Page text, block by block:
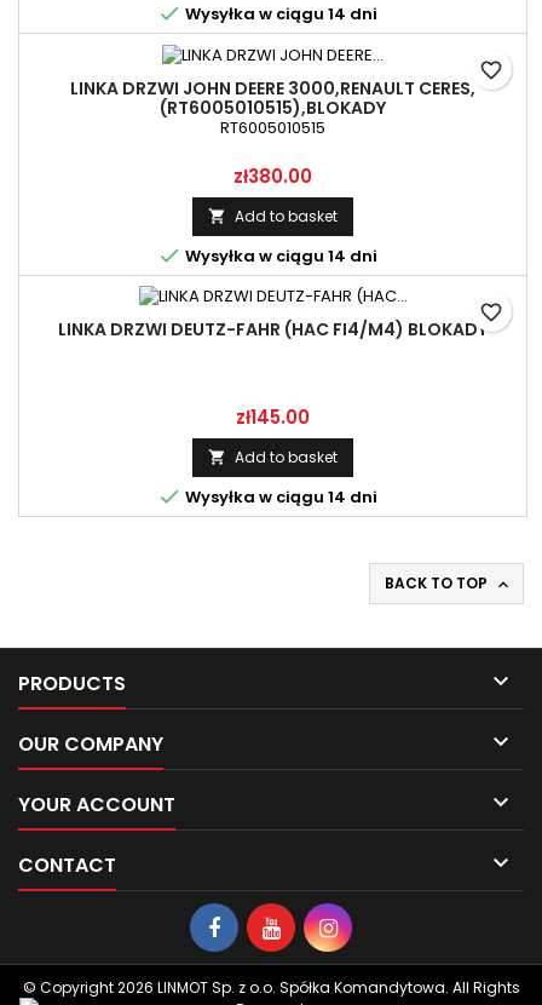
 Wysyłka w ciągu 14 dni
LINKA DRZWI JOHN DEERE 3000,RENAULT CERES,
(RT6005010515),BLOKADY
RT6005010515
Price
zł380.00
 Add to basket
 Wysyłka w ciągu 14 dni
favorite_border
LINKA DRZWI DEUTZ-FAHR (HAC FI4/M4) BLOKADY
Price
zł145.00
 Add to basket
 Wysyłka w ciągu 14 dni
favorite_border
BACK TO TOP 
PRODUCTS 
OUR COMPANY 
YOUR ACCOUNT 
CONTACT 
© Copyright 2026 LINMOT Sp. z o.o. Spółka Komandytowa. All Rights